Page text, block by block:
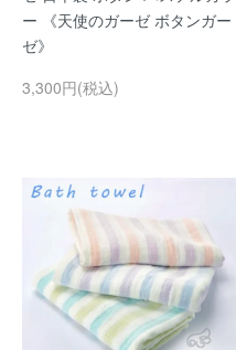
ー 《天使のガーゼ ボタンガー
ゼ》
3,300円(税込)